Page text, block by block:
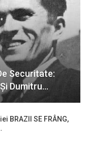
Securitate:
Dumitru…
BRAZII SE FRÂNG,